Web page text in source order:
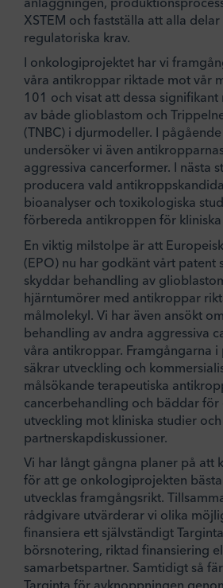
XSTEM och fastställa att alla
regulatoriska krav.
I onkologiprojektet har vi
våra antikroppar riktade mot vår
101 och visat att dessa
av både glioblastom och
(TNBC) i djurmodeller. I
undersöker vi även
aggressiva cancerformer. I nästa
producera vald
bioanalyser och toxikologiska
förbereda antikroppen för kliniska
En viktig milstolpe är att
(EPO) nu har godkänt vårt patent
skyddar behandling av
hjärntumörer med antikroppar
målmolekyl. Vi har även ansökt
behandling av andra aggressiva
våra antikroppar. Framgångarna
säkrar utveckling och
målsökande terapeutiska
cancerbehandling och bäddar för
utveckling mot kliniska studier
partnerskapdiskussioner.
Vi har långt gångna planer på att
för att ge onkologiprojekten
utvecklas framgångsrikt.
rådgivare utvärderar vi olika
finansiera ett självständigt
börsnotering, riktad finansiering
samarbetspartner. Samtidigt så